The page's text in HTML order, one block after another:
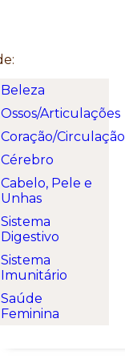
Beleza
Ossos/Articulações
Coração/Circulação
Cérebro
Cabelo, Pele e
Unhas
Sistema
Digestivo
Sistema
Imunitário
Saúde
Feminina